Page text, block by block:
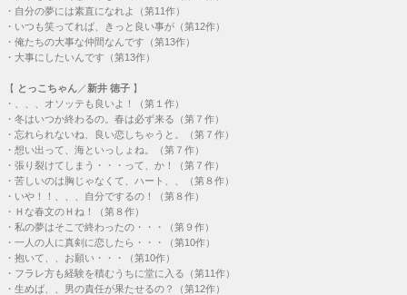
・ 自分の夢には素直になれよ（第11作）
・ いつも笑ってれば、きっと良い事が（第12作）
・ 俺たちの大事な仲間なんです（第13作）
・ 大事にしたいんです（第13作）
【 とっこちゃん ／新井 徳子 】
・
、、、オソッテも良いよ！（第１作）
・ 冬はいつか終わるの。春は必ず来る（第７作）
・ 忘れられないね、良い恋しちゃうと。（第７作）
・ 想い出って、海といっしょね。（第７作）
・ 張り裂けてしまう・・・って、か！（第７作）
・ 苦しいのは胸じゃなくて、ハート、、（第８作）
・ いや！！、、、自分でするの！（第８作）
・ Ｈな春文のＨね！（第８作）
・ 私の夢はそこで終わったの・・・（第９作）
・ 一人の人に真剣に恋したら・・・（第10作）
・ 抱いて、、お願い・・・（第10作）
・ フラレ方も経験を積むうちに堂に入る（第11作）
・ 生めば、、男の責任が果たせるの？（第12作）